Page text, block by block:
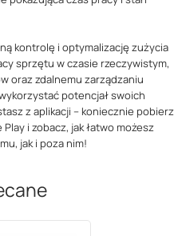
kontrolę i optymalizację zużycia
sprzętu w czasie rzeczywistym,
oraz zdalnemu zarządzaniu
potencjał swoich
z aplikacji – koniecznie pobierz
i zobacz, jak łatwo możesz
jak i poza nim!